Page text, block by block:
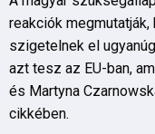
reakciók
szigetelnek el
azt tesz az EU-ban,
és Martyna
cikkében.